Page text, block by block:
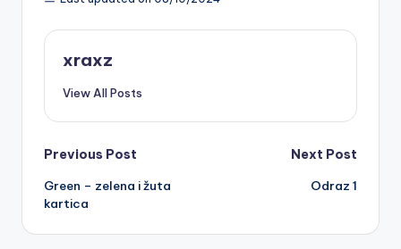
xraxz
View All Posts
Post
navigation
Previous Post
Green – zelena i žuta
kartica
Next Post
Odraz 1